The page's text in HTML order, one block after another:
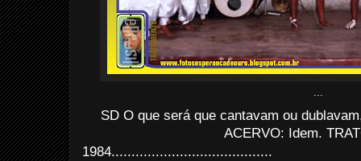
SD O que será que cantavam ou
ACERVO: Idem.
1984........................................